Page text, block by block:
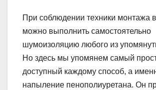
При соблюдении техники монтажа
можно выполнить самостоятельно
шумоизоляцию любого из
Но здесь мы упомянем самый
доступный каждому способ, а
напыление пенополиуретана. Он